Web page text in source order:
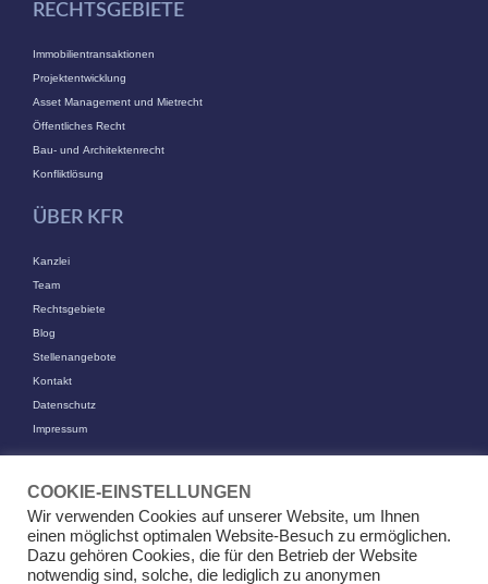
RECHTSGEBIETE
Immobilientransaktionen
Projektentwicklung
Asset Management und Mietrecht
Öffentliches Recht
Bau- und Architektenrecht
Konfliktlösung
ÜBER KFR
Kanzlei
Team
Rechtsgebiete
Blog
Stellenangebote
Kontakt
Datenschutz
Impressum
KFR Kirchhoff Franke Riethmüller Partnerschaft von Rechtsanwälten
mbB
Am Kaiserkai 69
20457 Hamburg
COOKIE-EINSTELLUNGEN
Wir verwenden Cookies auf unserer Website, um Ihnen
einen möglichst optimalen Website-Besuch zu ermöglichen.
Dazu gehören Cookies, die für den Betrieb der Website
notwendig sind, solche, die lediglich zu anonymen